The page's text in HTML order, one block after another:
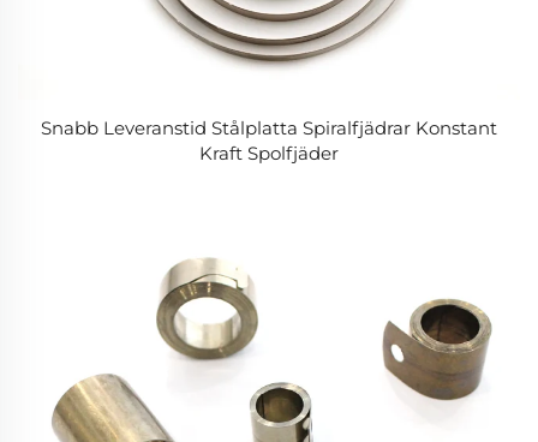
Snabb Leveranstid Stålplatta Spiralfjädrar Konstant
Kraft Spolfjäder